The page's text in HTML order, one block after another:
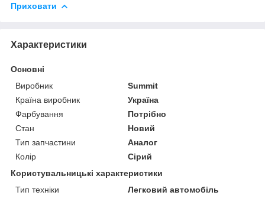
Приховати
Характеристики
Основні
Виробник
Summit
Країна виробник
Україна
Фарбування
Потрібно
Стан
Новий
Тип запчастини
Аналог
Колір
Сірий
Користувальницькі характеристики
Тип техніки
Легковий автомобіль